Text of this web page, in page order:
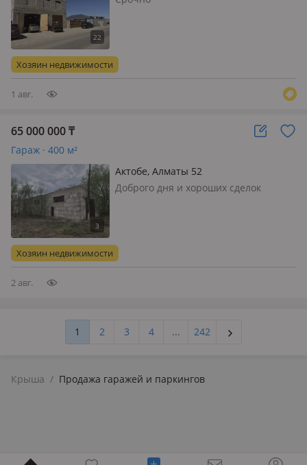
Хозяин недвижимости
1 авг.
65 000 000₸
Гараж · 400 м²
Актобе, Алматы 52
Доброго дня и хороших сделок
гаража площадью каждый 150-200м2
также расположена теплица и погреб
Хозяин недвижимости
2 авг.
1 2 3 4 ... 242
Крыша / Продажа гаражей и паркингов